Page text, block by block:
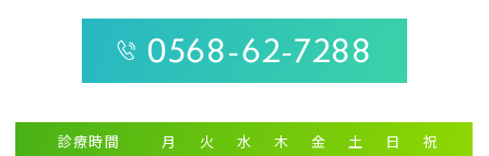
0568-62-7288
診療時間 月 火 水 木 金 土 日
祝